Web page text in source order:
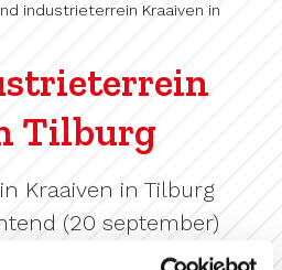
industrieterrein Kraaiven in
Tilburg
Kraaiven in Tilburg
(20 september)